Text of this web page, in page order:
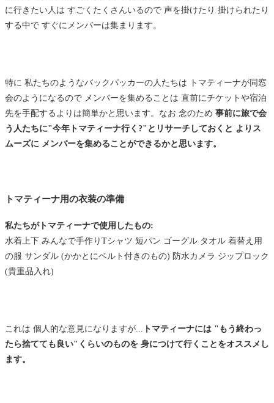
に行きたい人は すごくたくさんいるので 声を掛けたり 掛けられたり
する中で すぐにメンバーは集まります。
特に 私たちのようなバックパッカーの人たちは トマティーナが同窓
会のようになるので メンバーを集めることは 直前にチケットや宿泊
先を手配するよりは簡単かと思います。なお 念のため 事前に旅で会
う人たちに"今年トマティーナ行く?"とリサーチしておくと よりス
ムーズに メンバーを集めることができるかと思います。
トマティーナ用の衣装の準備
私たちがトマティーナで使用したもの:
水着上下 みんなで手作りTシャツ 短パン ゴーグル タオル 着替え用
の服 サンダル (かかとにベルト付きのもの) 防水カメラ ジップロック
(貴重品入れ)
これは 個人的な意見になりますが...
トマティーナには "もう終わっ
たら捨てても良い"くらいのものを 身につけて行くことをオススメし
ます。